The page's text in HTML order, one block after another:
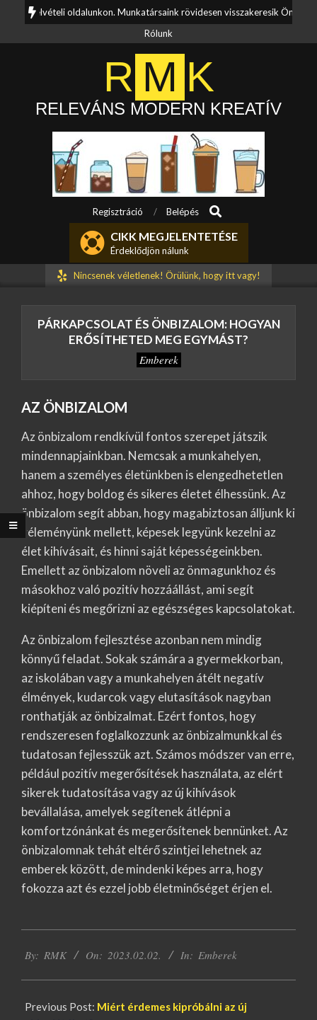
content
oldalunkon. Munkatársaink rövidesen visszakeresik Önt.
Rólunk
R M K
RELEVÁNS MODERN KREATÍV
Regisztráció Belépés Search
CIKK MEGJELENTETÉSE
Érdeklődjön nálunk
Nincsenek véletlenek! Örülünk, hogy itt vagy!
PÁRKAPCSOLAT ÉS ÖNBIZALOM: HOGYAN
ERŐSÍTHETED MEG EGYMÁST?
Emberek
AZ ÖNBIZALOM
Az önbizalom rendkívül fontos szerepet játszik
mindennapjainkban. Nemcsak a munkahelyen,
hanem a személyes életünkben is elengedhetetlen
ahhoz, hogy boldog és sikeres életet élhessünk. Az
önbizalom segít abban, hogy magabiztosan álljunk ki
véleményünk mellett, képesek legyünk kezelni az
élet kihívásait, és hinni saját képességeinkben.
Emellett az önbizalom növeli az önmagunkhoz és
másokhoz való pozitív hozzáállást, ami segít
kiépíteni és megőrizni az egészséges kapcsolatokat.
Az önbizalom fejlesztése azonban nem mindig
könnyű feladat. Sokak számára a gyermekkorban,
az iskolában vagy a munkahelyen átélt negatív
élmények, kudarcok vagy elutasítások nagyban
ronthatják az önbizalmat. Ezért fontos, hogy
rendszeresen foglalkozzunk az önbizalmunkkal és
tudatosan fejlesszük azt. Számos módszer van erre,
például pozitív megerősítések használata, az elért
sikerek tudatosítása vagy az új kihívások
bevállalása, amelyek segítenek átlépni a
komfortzónánkat és megerősítenek bennünket. Az
önbizalomnak tehát eltérő szintjei lehetnek az
emberek között, de mindenki képes arra, hogy
fokozza azt és ezzel jobb életminőséget érjen el.
02-
By: RMK On: 2023.02.02. In: Emberek
Previous Post: Miért érdemes kipróbálni az új